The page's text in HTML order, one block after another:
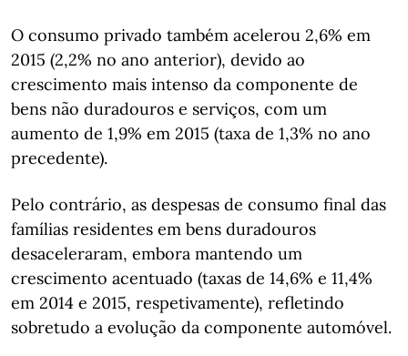
O consumo privado também acelerou 2,6% em
2015 (2,2% no ano anterior), devido ao
crescimento mais intenso da componente de
bens não duradouros e serviços, com um
aumento de 1,9% em 2015 (taxa de 1,3% no ano
precedente).
Pelo contrário, as despesas de consumo final das
famílias residentes em bens duradouros
desaceleraram, embora mantendo um
crescimento acentuado (taxas de 14,6% e 11,4%
em 2014 e 2015, respetivamente), refletindo
sobretudo a evolução da componente automóvel.